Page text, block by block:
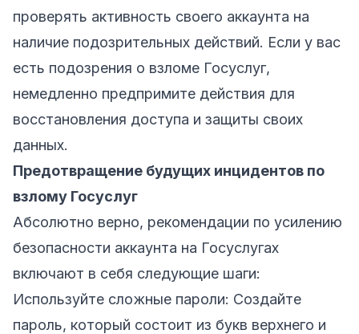
проверять активность своего аккаунта на
наличие подозрительных действий. Если у вас
есть подозрения о взломе Госуслуг,
немедленно предпримите действия для
восстановления доступа и защиты своих
данных.
Предотвращение будущих инцидентов по
взлому Госуслуг
Абсолютно верно, рекомендации по усилению
безопасности аккаунта на Госуслугах
включают в себя следующие шаги:
Используйте сложные пароли: Создайте
пароль, который состоит из букв верхнего и